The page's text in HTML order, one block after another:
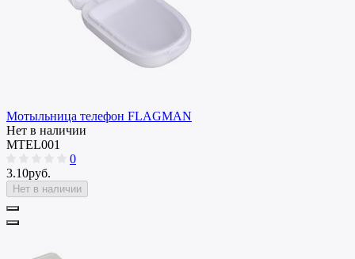
Мотыльница телефон FLAGMAN
Нет в наличии
MTEL001
0
3.10руб.
Нет в наличии